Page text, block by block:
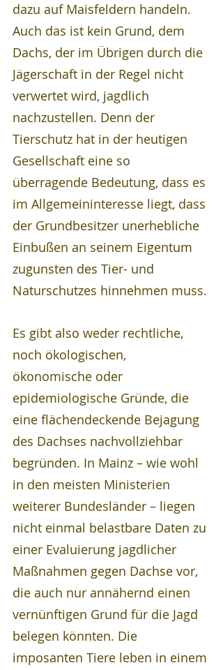
dazu auf Maisfeldern handeln.
Auch das ist kein Grund, dem
Dachs, der im Übrigen durch die
Jägerschaft in der Regel nicht
verwertet wird, jagdlich
nachzustellen. Denn der
Tierschutz hat in der heutigen
Gesellschaft eine so
überragende Bedeutung, dass es
im Allgemeininteresse liegt, dass
der Grundbesitzer unerhebliche
Einbußen an seinem Eigentum
zugunsten des Tier- und
Naturschutzes hinnehmen muss.
Es gibt also weder rechtliche,
noch ökologischen,
ökonomische oder
epidemiologische Gründe, die
eine flächendeckende Bejagung
des Dachses nachvollziehbar
begründen. In Mainz – wie wohl
in den meisten Ministerien
weiterer Bundesländer – liegen
nicht einmal belastbare Daten zu
einer Evaluierung jagdlicher
Maßnahmen gegen Dachse vor,
die auch nur annähernd einen
vernünftigen Grund für die Jagd
belegen könnten. Die
imposanten Tiere leben in einem